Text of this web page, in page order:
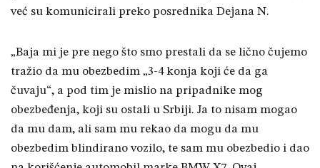
već su komunicirali preko posrednika Dejana N.
„Baja mi je pre nego što smo prestali da se lično čujemo
tražio da mu obezbedim „3-4 konja koji će da ga
čuvaju“, a pod tim je mislio na pripadnike mog
obezbeđenja, koji su ostali u Srbiji. Ja to nisam mogao
da mu dam, ali sam mu rekao da mogu da mu
obezbedim blindirano vozilo, te sam mu obezbedio i dao